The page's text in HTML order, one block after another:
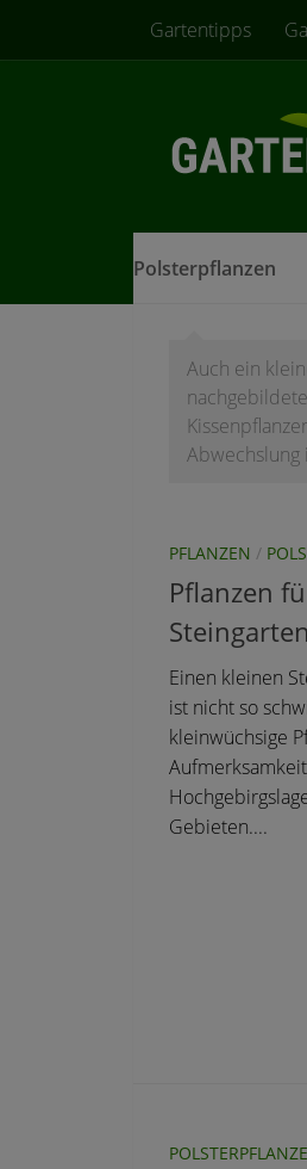
Zum Inhalt springen
Gartentipps
Polsterpflanzen
Auch ein
Abwechslung
PFLANZEN /
Pflanzen
Steingarten
Einen kleinen
ist nicht so
kleinwüchsige
Gebieten....